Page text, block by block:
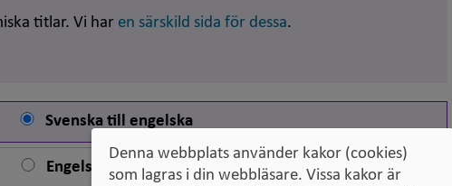
titlar. Vi har en särskild sida för dessa.
Svenska till engelska
Engelska till svenska
Denna webbplats använder kakor (cookies)
som lagras i din webbläsare. Vissa kakor är